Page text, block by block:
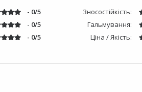
- 0/5
- 0/5
- 0/5
Зносостійкість:
Гальмування:
Ціна / Якість: